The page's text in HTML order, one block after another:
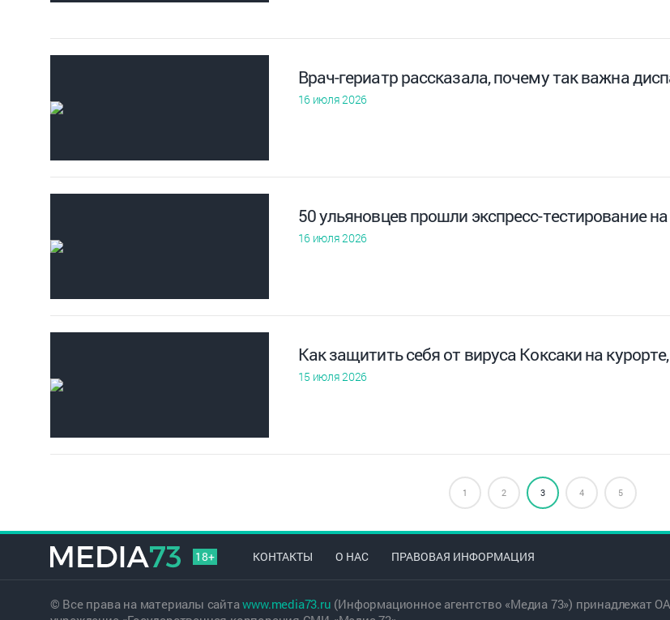
Врач-гериатр рассказала, почему так важна
16 июля 2026
50 ульяновцев прошли экспресс-тестирование
16 июля 2026
Как защитить себя от вируса Коксаки на
15 июля 2026
1 2 3 4 5
18+ КОНТАКТЫ О НАС ПРАВОВАЯ ИНФОРМАЦИЯ
© Все права на материалы сайтаwww.media73.ru (Информационное агентство «Медиа 73») принадлежат